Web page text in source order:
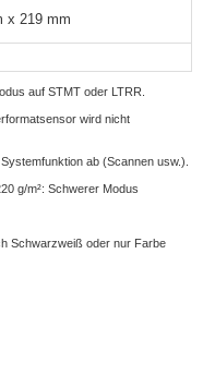
x 219 mm
auf STMT oder LTRR.
wird nicht
ab (Scannen usw.).
g/m²: Schwerer Modus
Schwarzweiß oder nur Farbe